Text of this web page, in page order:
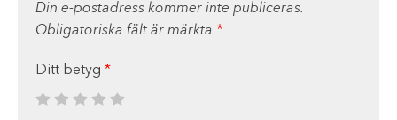
Din e-postadress kommer inte publiceras.
Obligatoriska fält är märkta *
Ditt betyg *